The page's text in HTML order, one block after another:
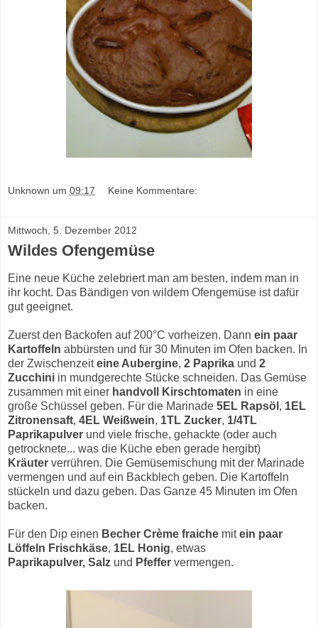
Unknown um 09:17 Keine Kommentare:
Mittwoch, 5. Dezember 2012
Wildes Ofengemüse
Eine neue Küche zelebriert man am besten, indem man in
ihr kocht. Das Bändigen von wildem Ofengemüse ist dafür
gut geeignet.
Zuerst den Backofen auf 200°C vorheizen. Dann ein paar
Kartoffeln abbürsten und für 30 Minuten im Ofen backen. In
der Zwischenzeiteine Aubergine, 2 Paprika und 2
Zucchini in mundgerechte Stücke schneiden. Das Gemüse
zusammen mit einer handvoll Kirschtomaten in eine
große Schüssel geben. Für die Marinade 5EL Rapsöl , 1EL
Zitronensaft, 4EL Weißwein, 1TL Zucker, 1/4TL
Paprikapulver und viele frische, gehackte (oder auch
getrocknete... was die Küche eben gerade hergibt)
Kräuter verrühren. Die Gemüsemischung mit der Marinade
vermengen und auf ein Backblech geben. Die Kartoffeln
stückeln und dazu geben. Das Ganze 45 Minuten im Ofen
backen.
Für den Dip einen Becher Crème fraiche mitein paar
Löffeln Frischkäse, 1EL Honig, etwas
Paprikapulver, Salz und Pfeffer vermengen.